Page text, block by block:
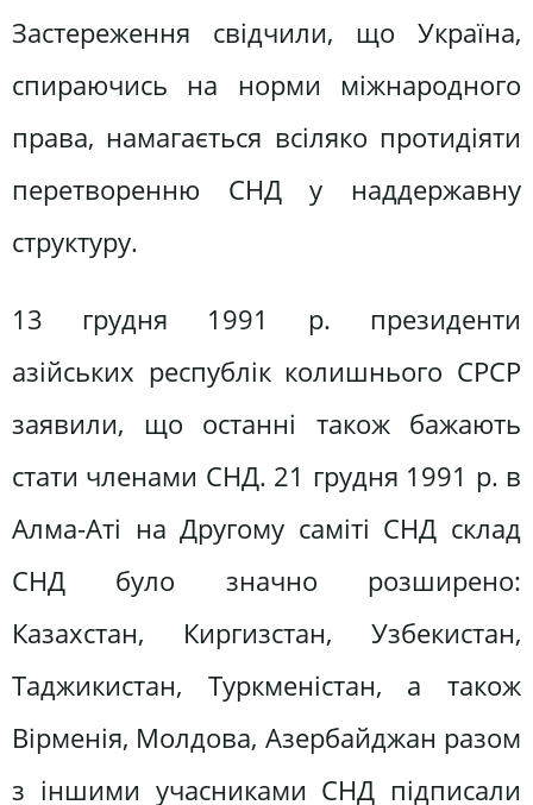
Застереження свідчили, що Україна,
спираючись на норми міжнародного
права, намагається всіляко протидіяти
перетворенню СНД у наддержавну
структуру.
13 грудня 1991 р. президенти
азійських республік колишнього СРСР
заявили, що останні також бажають
стати членами СНД. 21 грудня 1991 р. в
Алма-Аті на Другому саміті СНД склад
СНД було значно розширено:
Казахстан, Киргизстан, Узбекистан,
Таджикистан, Туркменістан, а також
Вірменія, Молдова, Азербайджан разом
з іншими учасниками СНД підписали